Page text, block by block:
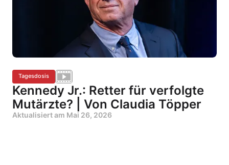
Tagesdosis
Kennedy Jr.: Retter für verfolgte
Mutärzte? | Von Claudia Töpper
Aktualisiert am Mai 26, 2026